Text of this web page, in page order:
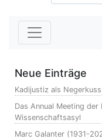
Neue Einträge
Kadijustiz als
Das Annual Meeting
Wissenschaftsasyl
Marc Galanter (1931-